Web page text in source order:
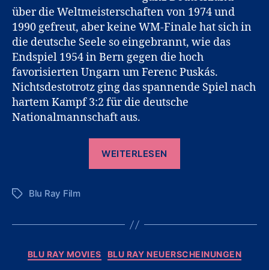
über die Weltmeisterschaften von 1974 und
1990 gefreut, aber keine WM-Finale hat sich in
die deutsche Seele so eingebrannt, wie das
Endspiel 1954 in Bern gegen die hoch
favorisierten Ungarn um Ferenc Puskás.
Nichtsdestotrotz ging das spannende Spiel nach
hartem Kampf 3:2 für die deutsche
Nationalmannschaft aus.
WEITERLESEN
Blu-
Schlagwörter
Blu Ray Film
Kategorien
BLU RAY MOVIES BLU RAY NEUERSCHEINUNGEN